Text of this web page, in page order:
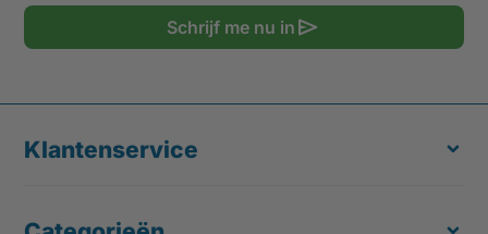
Schrijf me nu in send
Klantenservice